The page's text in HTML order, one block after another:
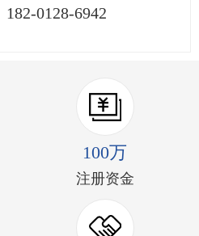
182-0128-6942
100万
注册资金